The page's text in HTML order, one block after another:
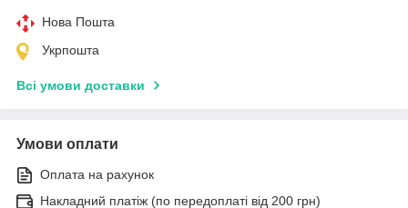
Нова Пошта
Укрпошта
Всі умови доставки
Умови оплати
Оплата на рахунок
Накладний платіж (по передоплаті від 200 грн)